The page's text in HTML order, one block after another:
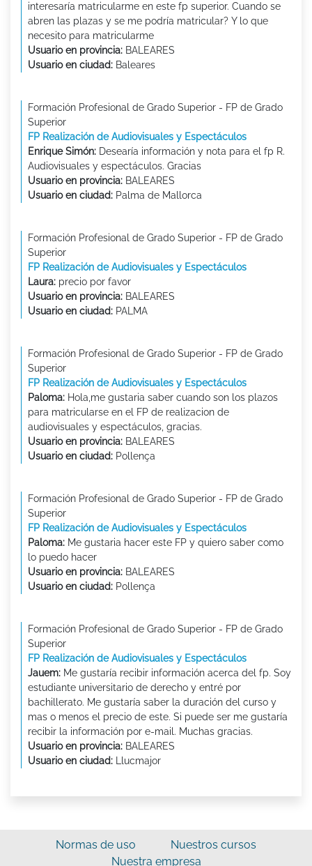
interesaría matricularme en este fp superior. Cuando se
abren las plazas y se me podría matricular? Y lo que
necesito para matricularme
Usuario en provincia: BALEARES
Usuario en ciudad: Baleares
Formación Profesional de Grado Superior - FP de Grado
Superior
FP Realización de Audiovisuales y Espectáculos
Enrique Simón: Desearía información y nota para el fp R.
Audiovisuales y espectáculos. Gracias
Usuario en provincia: BALEARES
Usuario en ciudad: Palma de Mallorca
Formación Profesional de Grado Superior - FP de Grado
Superior
FP Realización de Audiovisuales y Espectáculos
Laura: precio por favor
Usuario en provincia: BALEARES
Usuario en ciudad: PALMA
Formación Profesional de Grado Superior - FP de Grado
Superior
FP Realización de Audiovisuales y Espectáculos
Paloma: Hola,me gustaria saber cuando son los plazos
para matricularse en el FP de realizacion de
audiovisuales y espectáculos, gracias.
Usuario en provincia: BALEARES
Usuario en ciudad: Pollença
Formación Profesional de Grado Superior - FP de Grado
Superior
FP Realización de Audiovisuales y Espectáculos
Paloma: Me gustaria hacer este FP y quiero saber como
lo puedo hacer
Usuario en provincia: BALEARES
Usuario en ciudad: Pollença
Formación Profesional de Grado Superior - FP de Grado
Superior
FP Realización de Audiovisuales y Espectáculos
Jauem: Me gustaría recibir información acerca del fp. Soy
estudiante universitario de derecho y entré por
bachillerato. Me gustaría saber la duración del curso y
mas o menos el precio de este. Si puede ser me gustaría
recibir la información por e-mail. Muchas gracias.
Usuario en provincia: BALEARES
Usuario en ciudad: Llucmajor
Normas de uso
Nuestros cursos
Nuestra empresa